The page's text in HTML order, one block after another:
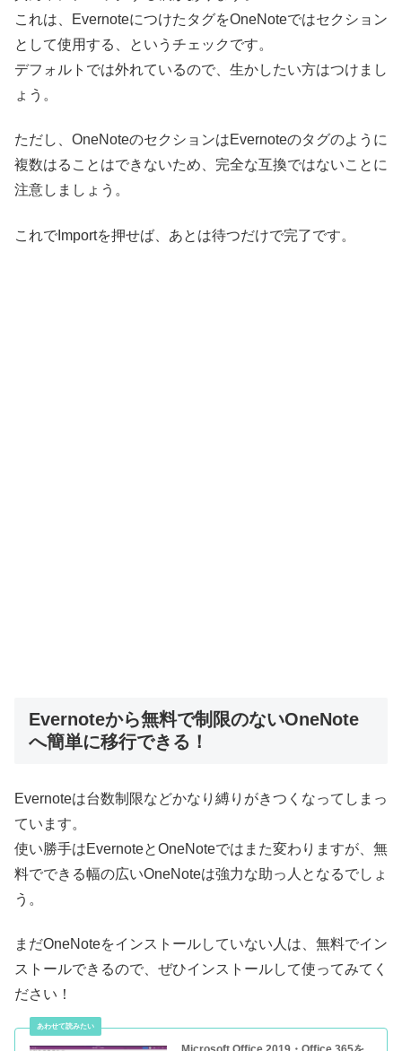
これは、EvernoteにつけたタグをOneNoteではセクション
として使用する、というチェックです。
デフォルトでは外れているので、生かしたい方はつけまし
ょう。
ただし、OneNoteのセクションはEvernoteのタグのように
複数はることはできないため、完全な互換ではないことに
注意しましょう。
これでImportを押せば、あとは待つだけで完了です。
Evernoteから無料で制限のないOneNote
へ簡単に移行できる！
Evernoteは台数制限などかなり縛りがきつくなってしまっ
ています。
使い勝手はEvernoteとOneNoteではまた変わりますが、無
料でできる幅の広いOneNoteは強力な助っ人となるでしょ
う。
まだOneNoteをインストールしていない人は、無料でイン
ストールできるので、ぜひインストールして使ってみてく
ださい！